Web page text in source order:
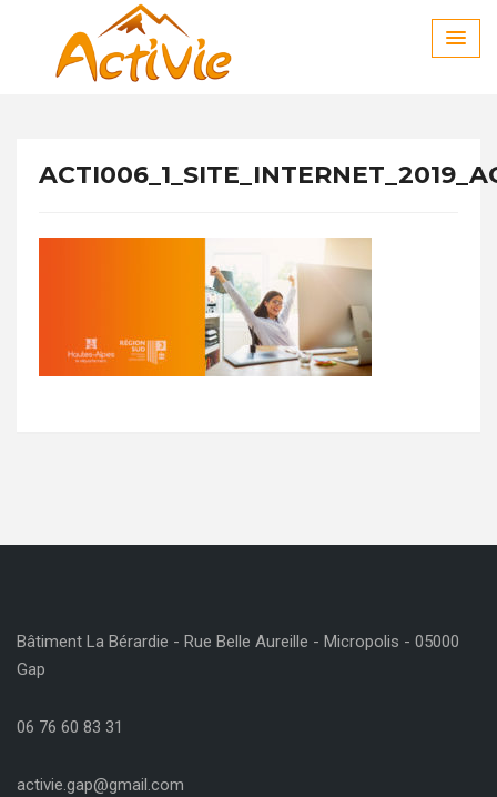
Bâtiment La Bérardie - Rue Belle Aureille - Micropolis - 05000
Gap
06 76 60 83 31
activie.gap@gmail.com